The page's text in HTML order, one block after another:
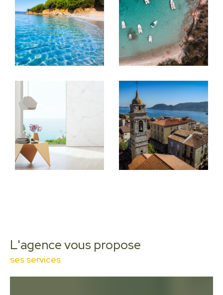
Notreagence immobilière à Porto-Vecchio
s’attache à répondre au plus juste aux attentes
d’une clientèle locale et extérieure, en
s’appuyant sur une expertise du marché et une
approche individualisée. Chaque projet est
Une offre immobilière adaptée à
chaque besoin
Lesannonces immobilières à Porto-Vecchioque
s’agisse d’un investissement locatif, d’une
résidence secondaire ou d’un projet familial.
L'agence vous propose
ses services